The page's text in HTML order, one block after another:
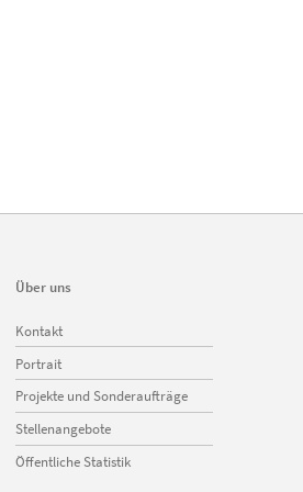
Über uns
Navigation
überspringen
Kontakt
Portrait
Projekte und Sonderaufträge
Stellenangebote
Öffentliche Statistik